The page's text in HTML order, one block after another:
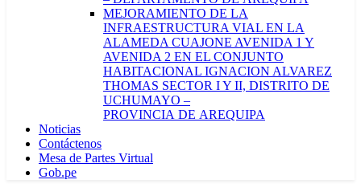
MEJORAMIENTO DE LA
INFRAESTRUCTURA VIAL EN LA
ALAMEDA CUAJONE AVENIDA 1 Y
AVENIDA 2 EN EL CONJUNTO
HABITACIONAL IGNACION ALVAREZ
THOMAS SECTOR I Y II, DISTRITO DE
UCHUMAYO –
PROVINCIA DE AREQUIPA
Noticias
Contáctenos
Mesa de Partes Virtual
Gob.pe